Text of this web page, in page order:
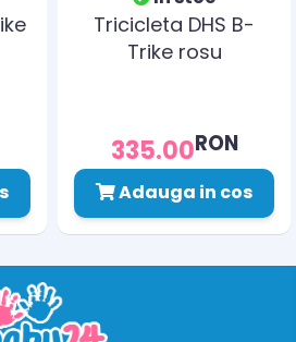
Tricicleta DHS B-
Trike rosu
335.00RON
Adauga in cos